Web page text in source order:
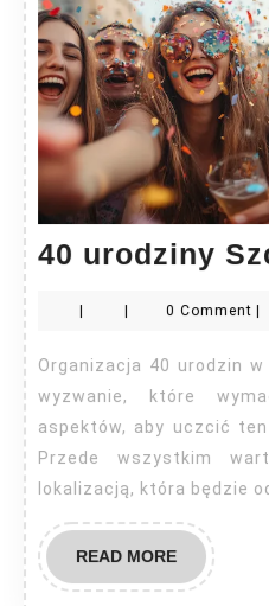
40 urodziny
0 Comment
Organizacja 40 urodzin w Szczecinie to wyjątkowe
wyzwanie, które
aspektów, aby uczcić
Przede wszystkim
lokalizacją, która będzie
READ MOREREAD
MORE